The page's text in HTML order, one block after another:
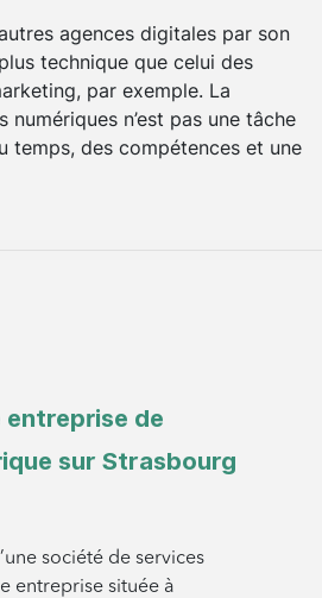
agences digitales par son
technique que celui des
par exemple. La
numériques n’est pas une tâche
temps, des compétences et une
entreprise de
sur Strasbourg
société de services
entreprise située à